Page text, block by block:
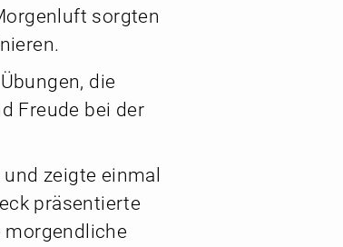
sorgten
die
Freude bei der
zeigte einmal
präsentierte
morgendliche